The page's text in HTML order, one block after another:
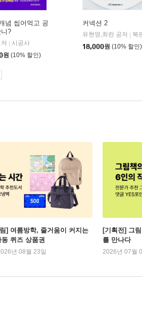
념 씹어먹고 공
?
시공사
원 (10% 할인)
커넥션 2
유현영,최란 공저
북
18,000원 (10% 할인)
] 여름방학, 줄거움이 커지는
퀴즈 상품권
년 08월 23일
[기획전] 그
를 만나다
2026년 07월